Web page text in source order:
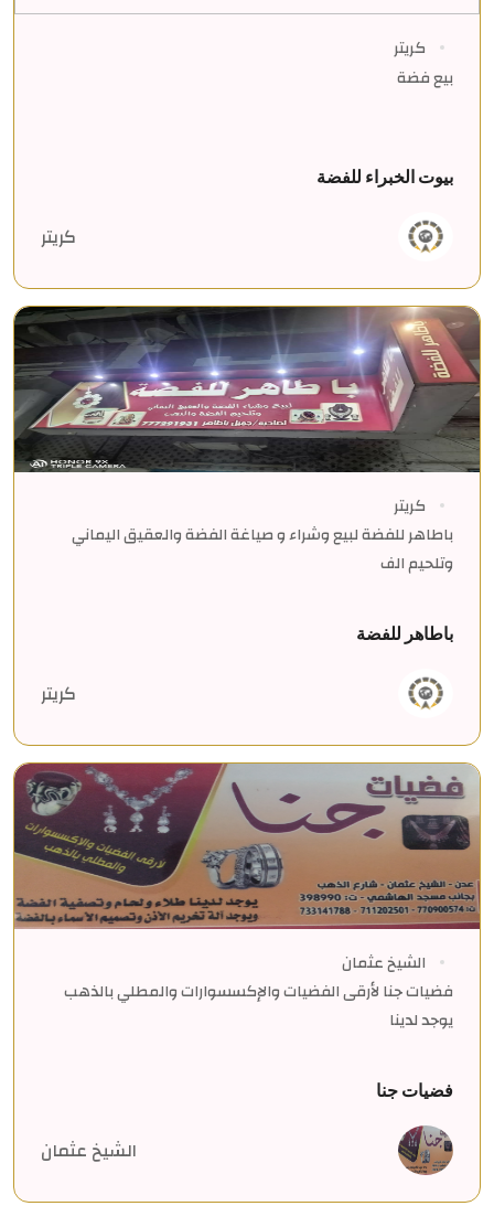
كريتر
بيع فضة
بيوت الخبراء للفضة
كريتر
كريتر
باطاهر للفضة لبيع وشراء و صياغة الفضة والعقيق اليماني
وتلحيم الف
باطاهر للفضة
كريتر
الشيخ عثمان
فضيات جنا لأرقى الفضيات والإكسسوارات والمطلي بالذهب
يوجد لدينا
فضيات جنا
الشيخ عثمان